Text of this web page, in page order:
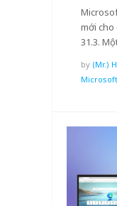
mới cho
31.3.
by (Mr.)